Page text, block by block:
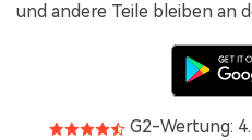
und andere Teile bleiben an
G2-Wertung: